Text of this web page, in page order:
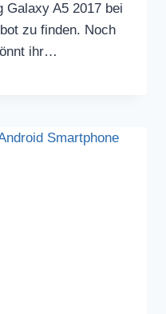
Galaxy A5 2017 bei
zu finden. Noch
ihr…